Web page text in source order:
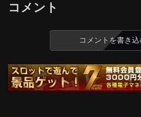
コメント
コメントを書き込